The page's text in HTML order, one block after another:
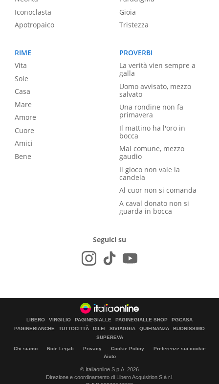
Iconoclasta
Apotropaico
Gioia
Tristezza
RIME
Vita
Sole
Casa
Mare
Amore
Cuore
Amici
Bene
PROVERBI
La verità vien sempre a
galla
Uomo avvisato, mezzo
salvato
Una rondine non fa
primavera
Il mattino ha l'oro in
bocca
Mal comune, mezzo
gaudio
Il gioco non vale la
candela
Al cuor non si comanda
A caval donato non si
guarda in bocca
Seguici su
LIBERO VIRGILIO PAGINEGIALLE PAGINEGIALLE SHOP
PGCASA
PAGINEBIANCHE
TUTTOCITTÀ DILEI SIVIAGGIA QUIFINANZA
BUONISSIMO
SUPEREVA
Chi siamo Note Legali Privacy Cookie Policy
Preferenze sui cookie
Aiuto
© Italiaonline S.p.A. 2026
Direzione e coordinamento di Libero Acquisition S.á r.l.